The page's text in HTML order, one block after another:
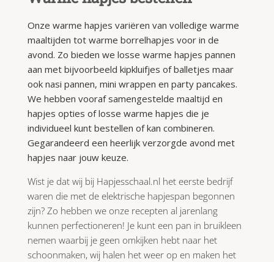
Onze warme hapjes variëren van volledige warme
maaltijden tot warme borrelhapjes voor in de
avond. Zo bieden we losse warme hapjes pannen
aan met bijvoorbeeld kipkluifjes of balletjes maar
ook nasi pannen, mini wrappen en party pancakes.
We hebben vooraf samengestelde maaltijd en
hapjes opties of losse warme hapjes die je
individueel kunt bestellen of kan combineren.
Gegarandeerd een heerlijk verzorgde avond met
hapjes naar jouw keuze.
Wist je dat wij bij Hapjesschaal.nl het eerste bedrijf
waren die met de elektrische hapjespan begonnen
zijn? Zo hebben we onze recepten al jarenlang
kunnen perfectioneren! Je kunt een pan in bruikleen
nemen waarbij je geen omkijken hebt naar het
schoonmaken, wij halen het weer op en maken het